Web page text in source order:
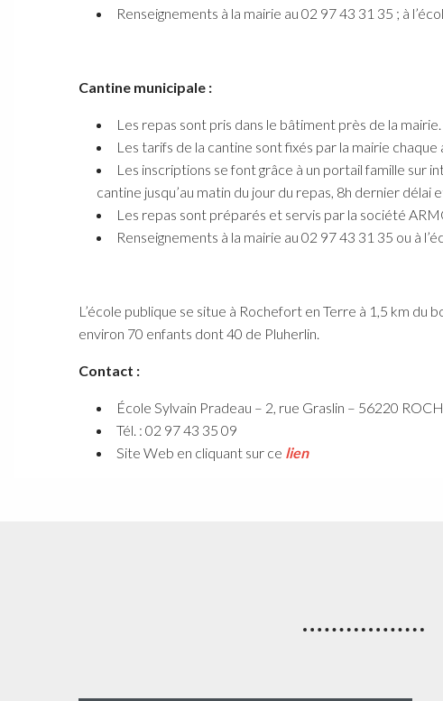
Renseignements à la mairie au 02 97 43 31 35 ; à
Cantine municipale :
Les repas sont pris dans le bâtiment près de la
Les tarifs de la cantine sont fixés par la mairie
Les inscriptions se font grâce à un portail famille sur
cantine jusqu’au matin du jour du repas, 8h dernier
Les repas sont préparés et servis par la société
Renseignements à la mairie au 02 97 43 31 35 ou à
L’école publique se situe à Rochefort en Terre à 1,5 km du
environ 70 enfants dont 40 de Pluherlin.
Contact :
École Sylvain Pradeau – 2, rue Graslin – 56220
Tél. : 02 97 43 35 09
Site Web en cliquant sur ce lien